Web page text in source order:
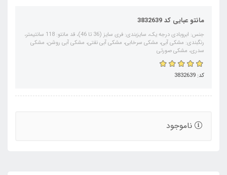
مانتو عبایی کد 3832639
جنس: ابروبادی درجه یک، سایزبندی: فری سایز (36 تا 46)، قد مانتو: 118 سانتیمتر،
رنگبندی: مشکی آبی، مشکی سرخابی، مشکی آبی نفتی، مشکی آبی روشن، مشکی
سدری، مشکی صورتی
کد: 3832639
ناموجود